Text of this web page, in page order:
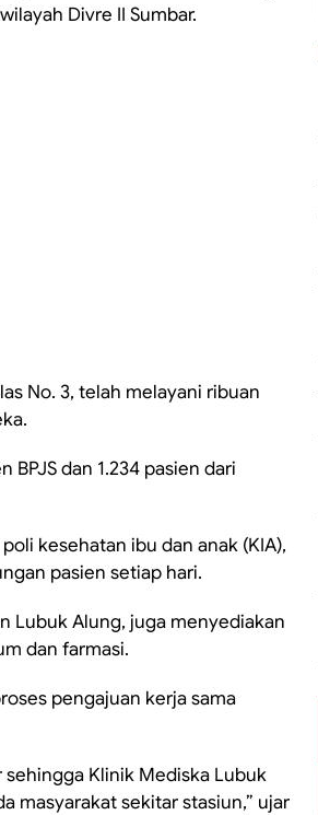
Divre II Sumbar.
No. 3, telah melayani ribuan
dan 1.234 pasien dari
kesehatan ibu dan anak (KIA),
pasien setiap hari.
Lubuk Alung, juga menyediakan
dan farmasi.
pengajuan kerja sama
sehingga Klinik Mediska Lubuk
masyarakat sekitar stasiun,” ujar